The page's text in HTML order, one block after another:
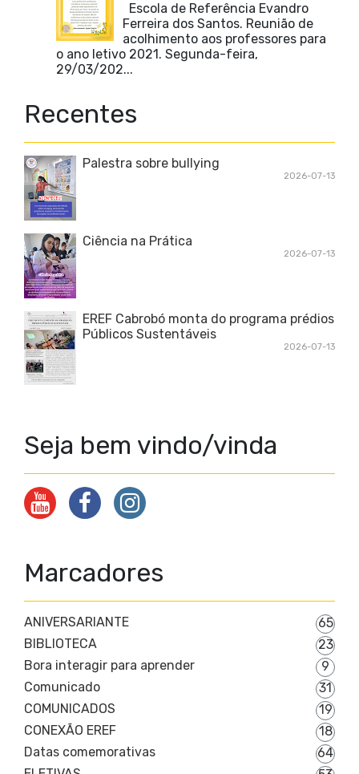
Escola de Referência Evandro
Ferreira dos Santos. Reunião de
acolhimento aos professores para
o ano letivo 2021. Segunda-feira,
29/03/202...
Recentes
Palestra sobre bullying
2026-07-13
Ciência na Prática
2026-07-13
EREF Cabrobó monta do programa prédios
Públicos Sustentáveis
2026-07-13
Seja bem vindo/vinda
Marcadores
ANIVERSARIANTE
65
BIBLIOTECA
23
Bora interagir para aprender
9
Comunicado
31
COMUNICADOS
19
CONEXÃO EREF
18
Datas comemorativas
64